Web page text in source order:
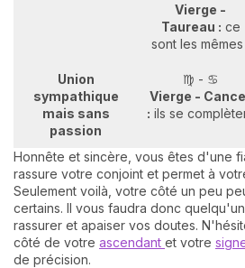
Vierge -
Taureau : ce
sont les mêmes
Union
sympathique
mais sans
passion
♍ - ♋
Vierge -
: ils se
Honnête et sincère, vous êtes d'une
rassure votre conjoint et permet à
Seulement voilà, votre côté un peu
certains. Il vous faudra donc
rassurer et apaiser vos doutes.
côté de votre ascendant et votre
de précision.